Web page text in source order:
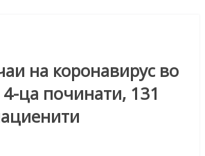
на коронавирус во
ца починати, 131